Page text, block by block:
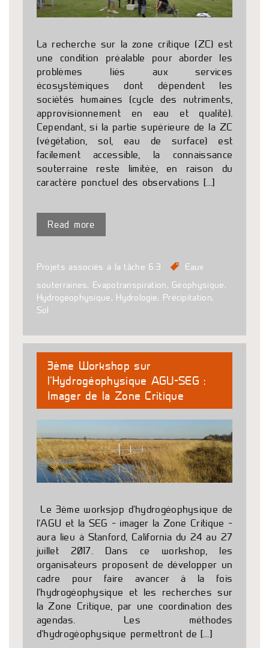
La recherche sur la zone critique (ZC) est
une condition préalable pour aborder les
problèmes liés aux services
écosystémiques dont dépendent les
sociétés humaines (cycle des nutriments,
approvisionnement en eau et qualité).
Cependant, si la partie supérieure de la ZC
(végétation, sol, eau de surface) est
facilement accessible, la connaissance
souterraine reste limitée, en raison du
caractère ponctuel des observations […]
Read more
Projets associés à la tâche 6.3
Eaux
souterraines, Evapotranspiration, Géophysique,
Hydrogéophysique, Hydrologie, Précipitation,
Sol
3ème Workshop sur
l’Hydrogéophysique AGU-SEG :
Imager de la Zone Critique
Le 3ème worksjop d’hydrogéophysique de
l’AGU et la SEG – imager la Zone Critique –
aura lieu à Stanford, California du 24 au 27
juillet 2017. Dans ce workshop, les
organisateurs proposent de développer un
cadre pour faire avancer à la fois
l’hydrogéophysique et les recherches sur
la Zone Critique, par une coordination des
agendas. Les méthodes
d’hydrogéophysique permettront de […]